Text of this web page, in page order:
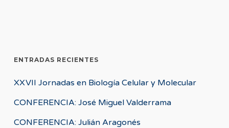
ENTRADAS RECIENTES
XXVII Jornadas en Biología Celular y Molecular
CONFERENCIA: José Miguel Valderrama
CONFERENCIA: Julián Aragonés